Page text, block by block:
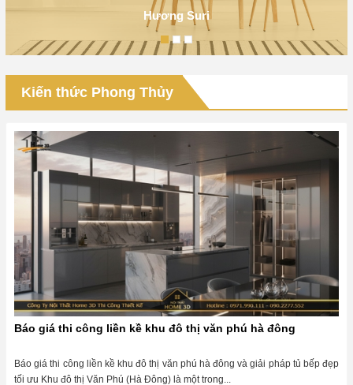
Hương Suri
Kiến thức Phong Thủy
Báo giá thi công liền kề khu đô thị văn phú hà đông
Báo giá thi công liền kề khu đô thị văn phú hà đông và giải pháp tủ bếp đẹp
tối ưu Khu đô thị Văn Phú (Hà Đông) là một trong...